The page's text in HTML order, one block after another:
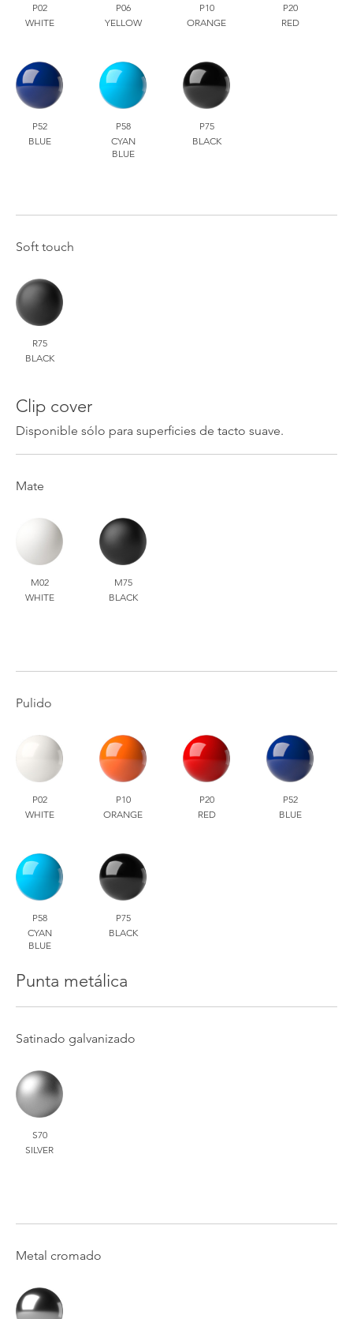
P02
WHITE
P06
YELLOW
P10
ORANGE
P20
RED
P52
BLUE
P58
CYAN
BLUE
P75
BLACK
Soft touch
R75
BLACK
Clip cover
Disponible sólo para superficies de tacto suave.
Mate
M02
WHITE
M75
BLACK
Pulido
P02
WHITE
P10
ORANGE
P20
RED
P52
BLUE
P58
CYAN
BLUE
P75
BLACK
Punta metálica
Satinado galvanizado
S70
SILVER
Metal cromado